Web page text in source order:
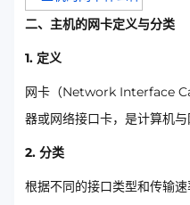
二、主机的网卡定义与分类
1. 定义
网卡（Network Interface
器或网络接口卡，是计算机与
2. 分类
根据不同的接口类型和传输